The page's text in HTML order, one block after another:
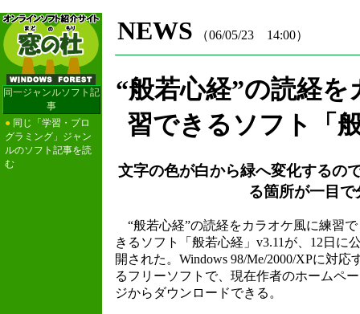
同一ジャンルソフト記
事
● 同じ「学習・プロ
グラミング」ジャン
ルのソフト記事を読
む
NEWS （06/05/23 14:00）
“般若心経”の読経
習できるソフト「
文字の色が白から緑へ変化するの
る箇所が一目で
“般若心経”の読経をカラオケ風に練習で
きるソフト「般若心経」v3.11が、12日に
開された。Windows 98/Me/2000/XPに対応
るフリーソフトで、現在作者のホームペー
ジからダウンロードできる。